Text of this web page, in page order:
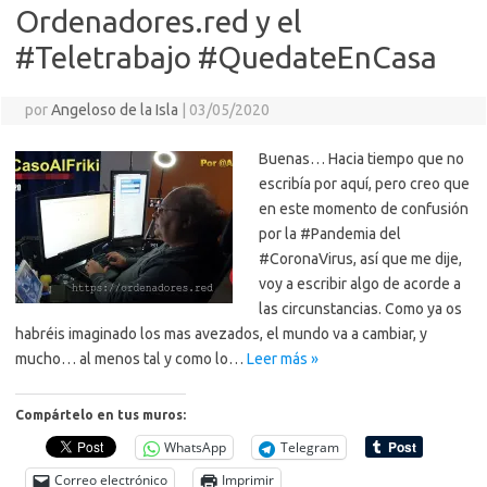
ti
r
Ordenadores.red y el
#Teletrabajo #QuedateEnCasa
porAngeloso de la Isla 03/05/2020
Buenas… Hacia tiempo que no
escribía por aquí, pero creo que
en este momento de confusión
por la #Pandemia del
#CoronaVirus, así que me dije,
voy a escribir algo de acorde a
las circunstancias. Como ya os
habréis imaginado los mas avezados, el mundo va a cambiar, y
mucho… al menos tal y como lo… Leer más »
Compártelo en tus muros:
WhatsApp
Telegram
Correo electrónico
Imprimir